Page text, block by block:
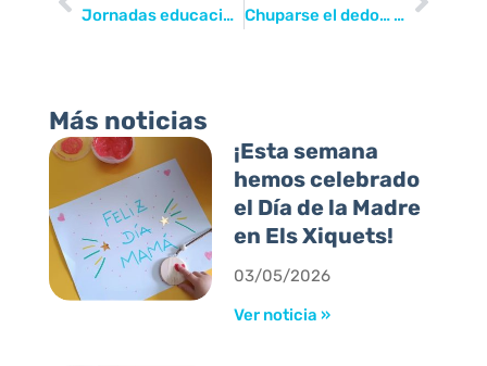
Jornadas educación infantil
Chuparse el dedo… hasta los dos años
Más noticias
¡Esta semana
hemos celebrado
el Día de la Madre
en Els Xiquets!
03/05/2026
Ver noticia »